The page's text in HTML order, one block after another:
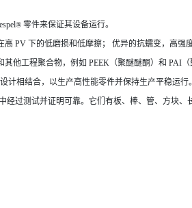
® 零件来保证其设备运行。
PV 下的低磨损和低摩擦； 优异的抗蠕变，高强
他工程聚合物，例如 PEEK（聚醚醚酮）和 PAI（
相结合，以生产高性能零件并保持生产平稳运行。
过测试并证明可靠。它们有板、棒、管、方块